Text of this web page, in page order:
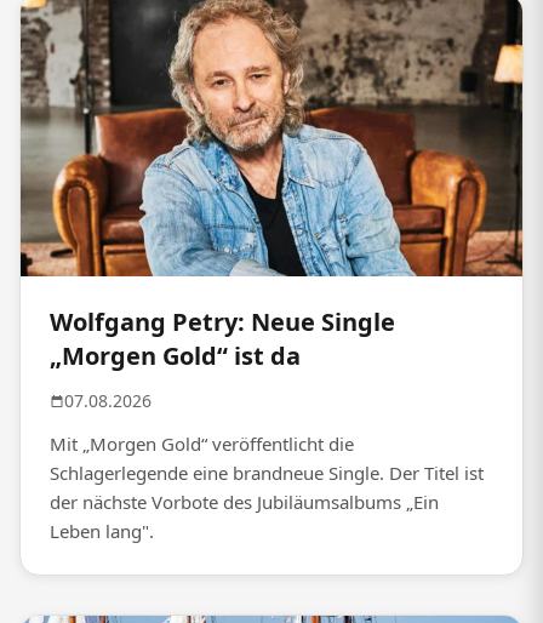
Wolfgang Petry: Neue Single
„Morgen Gold“ ist da
07.08.2026
Mit „Morgen Gold“ veröffentlicht die
Schlagerlegende eine brandneue Single. Der Titel ist
der nächste Vorbote des Jubiläumsalbums „Ein
Leben lang".